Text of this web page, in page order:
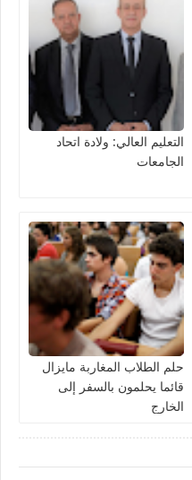
التعليم العالي: ولادة اتحاد
الجامعات
حلم الطلاب المغاربة مايزال
قائما يحلمون بالسفر إلى
الخارج